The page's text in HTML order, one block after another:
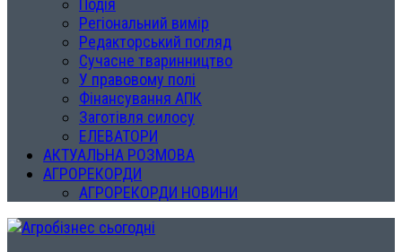
Подія
Регіональний вимір
Редакторський погляд
Сучасне тваринництво
У правовому полі
Фінансування АПК
Заготівля силосу
ЕЛЕВАТОРИ
АКТУАЛЬНА РОЗМОВА
АГРОРЕКОРДИ
АГРОРЕКОРДИ НОВИНИ